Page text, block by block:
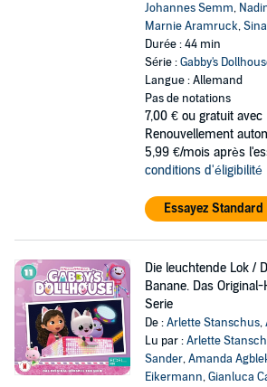
Johannes Semm,
Marnie Aramruck,
Durée : 44 min
Série :Gabby's
Langue : Allemand
Pas de notations
7,00 € ou gratuit avec
Renouvellement
5,99 €/mois après
conditions d'éligibilité
Essayez
Die leuchtende Lok /
Banane. Das
Serie
De :Arlette Stanschus,
Lu par :Arlette
Sander,Amanda
Eikermann,Gianluca